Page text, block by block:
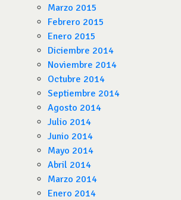
Marzo 2015
Febrero 2015
Enero 2015
Diciembre 2014
Noviembre 2014
Octubre 2014
Septiembre 2014
Agosto 2014
Julio 2014
Junio 2014
Mayo 2014
Abril 2014
Marzo 2014
Enero 2014